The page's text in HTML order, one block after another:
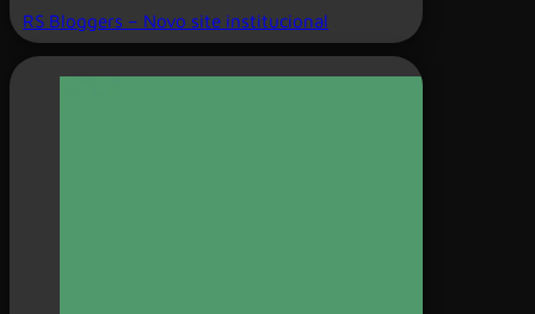
RS Bloggers – Novo site institucional